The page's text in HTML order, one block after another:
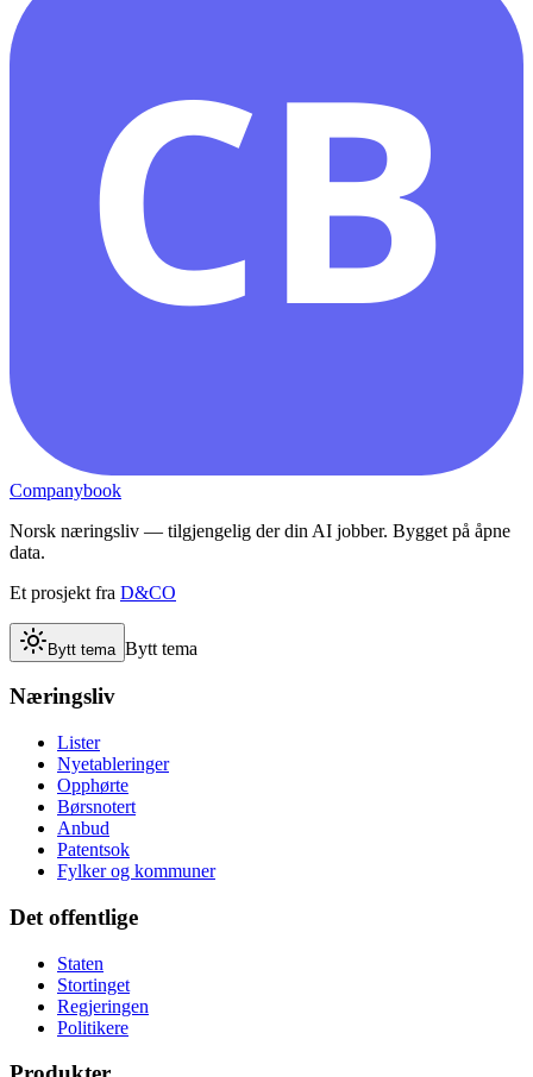
CB
Companybook
Norsk næringsliv — tilgjengelig der din AI jobber. Bygget på åpne
data.
Et prosjekt fra D&CO
Bytt tema Bytt tema
Næringsliv
Lister
Nyetableringer
Opphørte
Børsnotert
Anbud
Patentsok
Fylker og kommuner
Det offentlige
Staten
Stortinget
Regjeringen
Politikere